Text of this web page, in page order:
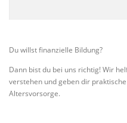
Du willst finanzielle Bildung?
Dann bist du bei uns richtig! Wir
verstehen und geben dir
Altersvorsorge.